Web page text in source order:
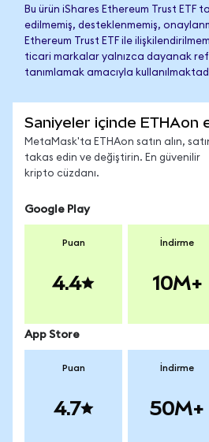
Bu ürün iShares Ethereum Trust ETF
edilmemiş, desteklenmemiş,
Ethereum Trust ETF ile
ticari markalar yalnızca dayanak
tanımlamak amacıyla
Saniyeler içinde ETHAon
MetaMask'ta ETHAon satın alın,
takas edin ve değiştirin. En güvenilir
kripto cüzdanı.
Google Play
Puan
4.4
İndirme
10M+
App Store
Puan
4.7
İndirme
50M+